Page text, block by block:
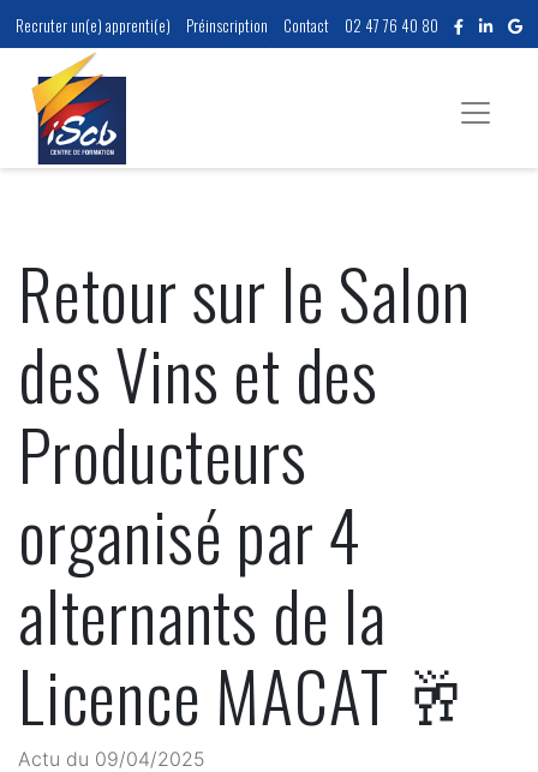
Recruter un(e) apprenti(e) Préinscription Contact 02 47 76 40 80
Retour sur le Salon
des Vins et des
Producteurs
organisé par 4
alternants de la
Licence MACAT 🥂
Actu du 09/04/2025